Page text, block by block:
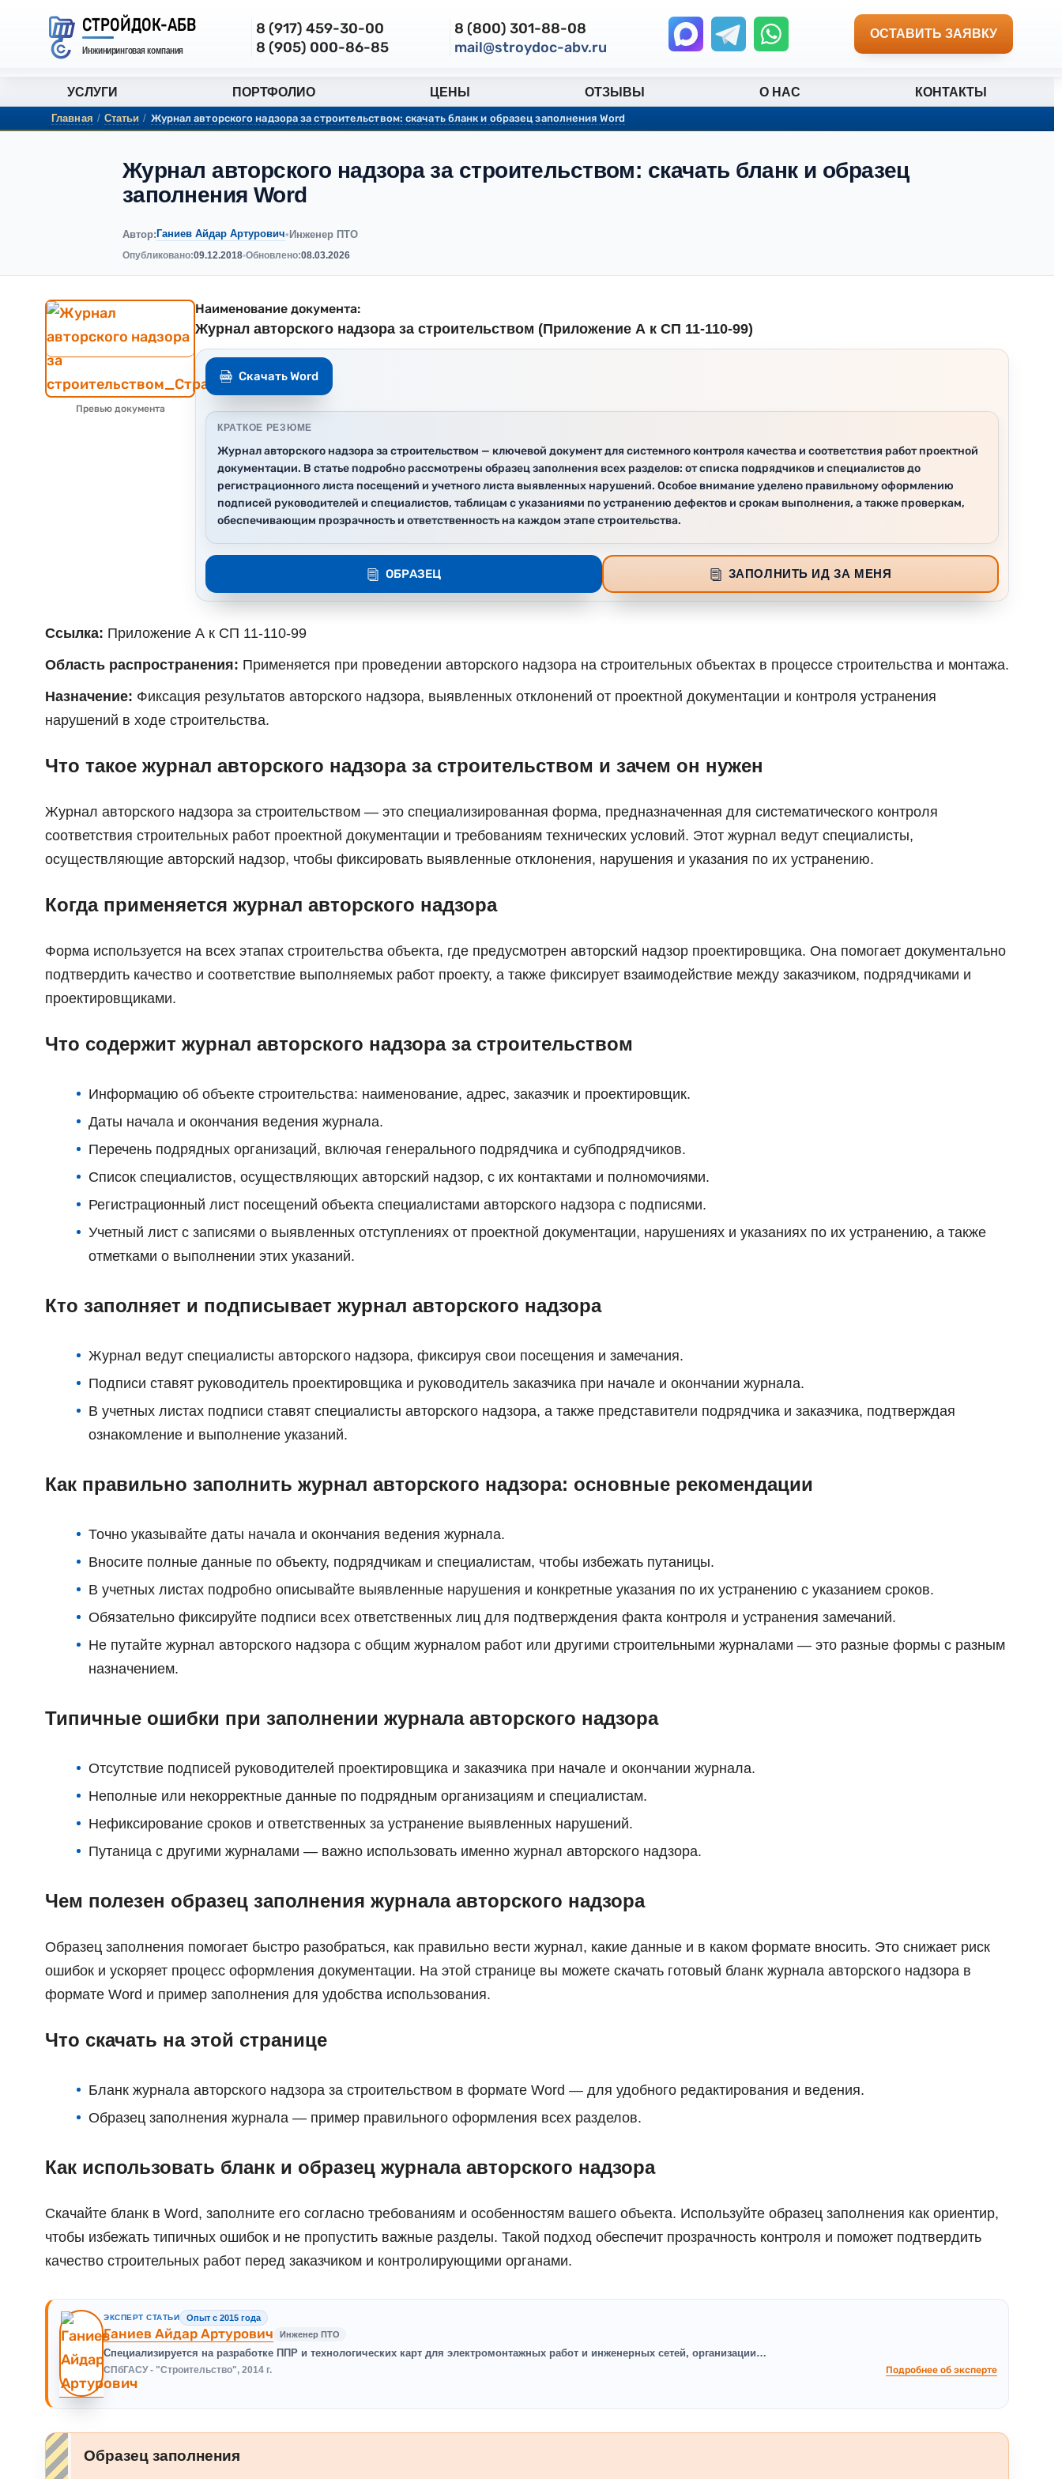
СТРОЙДОК-АБВ
Инжиниринговая компания
8 (917) 459-30-00
8 (905) 000-86-85
8 (800) 301-88-08
mail@stroydoc-abv.ru
ОСТАВИТЬ ЗАЯВКУ
УСЛУГИ ПОРТФОЛИО ЦЕНЫ ОТЗЫВЫ О НАС КОНТАКТЫ
Главная / Статьи / Журнал авторского надзора за строительством: скачать бланк и образец заполнения Word
Журнал авторского надзора за строительством: скачать бланк и образец
заполнения Word
Автор: Ганиев Айдар Артурович•Инженер ПТО
Опубликовано:09.12.2018•Обновлено:08.03.2026
Превью документа
Наименование документа:
Журнал авторского надзора за строительством (Приложение А к СП 11-110-99)
Скачать Word
КРАТКОЕ РЕЗЮМЕ
Журнал авторского надзора за строительством — ключевой документ для системного контроля качества и соответствия работ проектной
документации. В статье подробно рассмотрены образец заполнения всех разделов: от списка подрядчиков и специалистов до
регистрационного листа посещений и учетного листа выявленных нарушений. Особое внимание уделено правильному оформлению
подписей руководителей и специалистов, таблицам с указаниями по устранению дефектов и срокам выполнения, а также проверкам,
обеспечивающим прозрачность и ответственность на каждом этапе строительства.
ОБРАЗЕЦ ЗАПОЛНИТЬ ИД ЗА МЕНЯ
Ссылка: Приложение А к СП 11-110-99
Область распространения: Применяется при проведении авторского надзора на строительных объектах в процессе строительства и монтажа.
Назначение: Фиксация результатов авторского надзора, выявленных отклонений от проектной документации и контроля устранения
нарушений в ходе строительства.
Что такое журнал авторского надзора за строительством и зачем он нужен
Журнал авторского надзора за строительством — это специализированная форма, предназначенная для систематического контроля
соответствия строительных работ проектной документации и требованиям технических условий. Этот журнал ведут специалисты,
осуществляющие авторский надзор, чтобы фиксировать выявленные отклонения, нарушения и указания по их устранению.
Когда применяется журнал авторского надзора
Форма используется на всех этапах строительства объекта, где предусмотрен авторский надзор проектировщика. Она помогает документально
подтвердить качество и соответствие выполняемых работ проекту, а также фиксирует взаимодействие между заказчиком, подрядчиками и
проектировщиками.
Что содержит журнал авторского надзора за строительством
Информацию об объекте строительства: наименование, адрес, заказчик и проектировщик.
Даты начала и окончания ведения журнала.
Перечень подрядных организаций, включая генерального подрядчика и субподрядчиков.
Список специалистов, осуществляющих авторский надзор, с их контактами и полномочиями.
Регистрационный лист посещений объекта специалистами авторского надзора с подписями.
Учетный лист с записями о выявленных отступлениях от проектной документации, нарушениях и указаниях по их устранению, а также
отметками о выполнении этих указаний.
Кто заполняет и подписывает журнал авторского надзора
Журнал ведут специалисты авторского надзора, фиксируя свои посещения и замечания.
Подписи ставят руководитель проектировщика и руководитель заказчика при начале и окончании журнала.
В учетных листах подписи ставят специалисты авторского надзора, а также представители подрядчика и заказчика, подтверждая
ознакомление и выполнение указаний.
Как правильно заполнить журнал авторского надзора: основные рекомендации
Точно указывайте даты начала и окончания ведения журнала.
Вносите полные данные по объекту, подрядчикам и специалистам, чтобы избежать путаницы.
В учетных листах подробно описывайте выявленные нарушения и конкретные указания по их устранению с указанием сроков.
Обязательно фиксируйте подписи всех ответственных лиц для подтверждения факта контроля и устранения замечаний.
Не путайте журнал авторского надзора с общим журналом работ или другими строительными журналами — это разные формы с разным
назначением.
Типичные ошибки при заполнении журнала авторского надзора
Отсутствие подписей руководителей проектировщика и заказчика при начале и окончании журнала.
Неполные или некорректные данные по подрядным организациям и специалистам.
Нефиксирование сроков и ответственных за устранение выявленных нарушений.
Путаница с другими журналами — важно использовать именно журнал авторского надзора.
Чем полезен образец заполнения журнала авторского надзора
Образец заполнения помогает быстро разобраться, как правильно вести журнал, какие данные и в каком формате вносить. Это снижает риск
ошибок и ускоряет процесс оформления документации. На этой странице вы можете скачать готовый бланк журнала авторского надзора в
формате Word и пример заполнения для удобства использования.
Что скачать на этой странице
Бланк журнала авторского надзора за строительством в формате Word — для удобного редактирования и ведения.
Образец заполнения журнала — пример правильного оформления всех разделов.
Как использовать бланк и образец журнала авторского надзора
Скачайте бланк в Word, заполните его согласно требованиям и особенностям вашего объекта. Используйте образец заполнения как ориентир,
чтобы избежать типичных ошибок и не пропустить важные разделы. Такой подход обеспечит прозрачность контроля и поможет подтвердить
качество строительных работ перед заказчиком и контролирующими органами.
ЭКСПЕРТ СТАТЬИ Опыт с 2015 года
Ганиев Айдар Артурович Инженер ПТО
Специализируется на разработке ППР и технологических карт для электромонтажных работ и инженерных сетей, организации…
СПбГАСУ - "Строительство", 2014 г. Подробнее об эксперте
Образец заполнения